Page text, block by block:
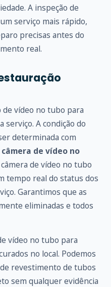
A inspeção de
serviço mais rápido,
precisas antes do
real.
de vídeo no tubo para
serviço. A condição do
determinada com
câmera de vídeo no
câmera de vídeo no tubo
tempo real do status dos
Garantimos que as
eliminadas e todos
vídeo no tubo para
no local. Podemos
revestimento de tubos
sem qualquer evidência